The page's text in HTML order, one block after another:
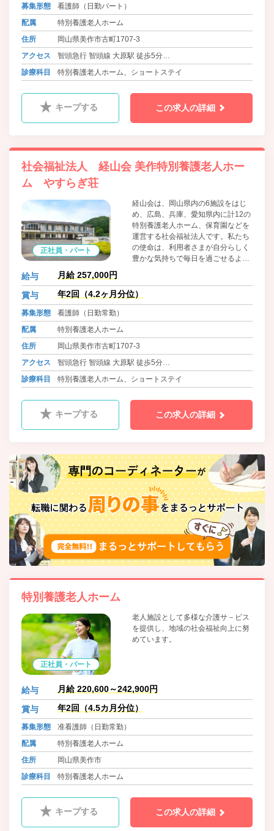
ること。そして、施設周辺に暮らす
へと成長すること。各種イベントの
開放や近隣保育園・小学校などとの
交流を通して、地域に根づき、地域
に開かれた施設運営を行っていま
す。
募集形態
看護師（日勤パート）
配属
特別養護老人ホーム
住所
岡山県美作市古町1707-3
アクセス
智頭急行 智頭線 大原駅 徒歩5分
バス 美作市営大原バス 大原病院 徒歩1分
診療科目 特別養護老人ホーム、ショートステイ
キープする この求人の詳細
社会福祉法人 経山会 美作特別養護老人ホー
ム やすらぎ荘
正社員・パート
経山会は、岡山県内の6施設をはじ
め、広島、兵庫、愛知県内に計12の
特別養護老人ホーム、保育園などを
運営する社会福祉法人です。私たち
の使命は、利用者さまが自分らしく
豊かな気持ちで毎日を過ごせるよう
ア、より良いサービスを提供し続け
ること。そして、施設周辺に暮らす
へと成長すること。各種イベントの
開放や近隣保育園・小学校などとの
交流を通して、地域に根づき、地域
に開かれた施設運営を行っていま
す。
給与 月給 257,000円
賞与 年2回（4.2ヶ月分位）
募集形態
看護師（日勤常勤）
配属
特別養護老人ホーム
住所
岡山県美作市古町1707-3
アクセス
智頭急行 智頭線 大原駅 徒歩5分
バス 美作市営大原バス 大原病院 徒歩1分
診療科目 特別養護老人ホーム、ショートステイ
キープする この求人の詳細
特別養護老人ホーム
正社員・パート
老人施設として多様な介護サ－ビス
を提供し、地域の社会福祉向上に努
めています。
給与 月給 220,600～242,900円
賞与 年2回（4.5カ月分位）
募集形態
准看護師（日勤常勤）
配属
特別養護老人ホーム
住所
岡山県美作市
診療科目
特別養護老人ホーム
キープする この求人の詳細